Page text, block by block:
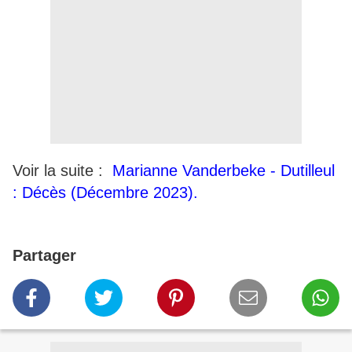
Voir la suite : Marianne Vanderbeke - Dutilleul
: Décès (Décembre 2023).
Partager